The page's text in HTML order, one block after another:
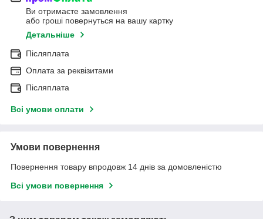
Ви отримаєте замовлення
або гроші повернуться на вашу картку
Детальніше
Післяплата
Оплата за реквізитами
Післяплата
Всі умови оплати
Умови повернення
Повернення товару впродовж 14 днів за домовленістю
Всі умови повернення